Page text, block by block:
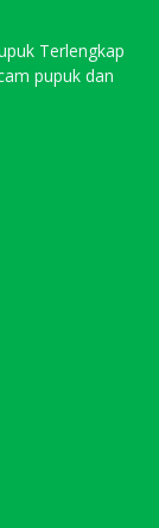
Terlengkap
pupuk dan